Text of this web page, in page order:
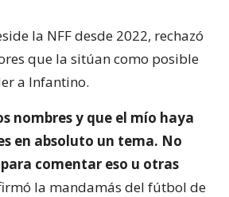
la NFF desde 2022, rechazó
que la sitúan como posible
a Infantino.
nombres y que el mío haya
en absoluto un tema. No
comentar eso u otras
la mandamás del fútbol de